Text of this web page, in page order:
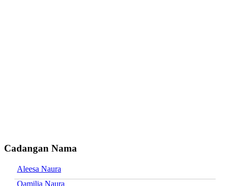
Cadangan Nama
Aleesa Naura
Qamilia Naura